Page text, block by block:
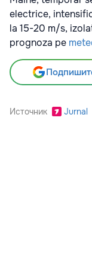
electrice,
la 15-20 m/s,
prognoza pe
Источник Jurnal